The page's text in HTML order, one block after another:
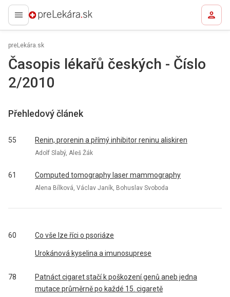
preLekára.sk
preLekára.sk
Časopis lékařů českých - Číslo
2/2010
Přehledový článek
55 Renin, prorenin a přímý inhibitor reninu aliskiren
Adolf Slabý, Aleš Žák
61 Computed tomography laser mammography
Alena Bílková, Václav Janík, Bohuslav Svoboda
60 Co vše lze říci o psoriáze
Urokánová kyselina a imunosuprese
78
Patnáct cigaret stačí k poškození genů aneb jedna
mutace průměrně po každé 15. cigaretě